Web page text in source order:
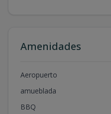
Amenidades
Aeropuerto
amueblada
BBQ